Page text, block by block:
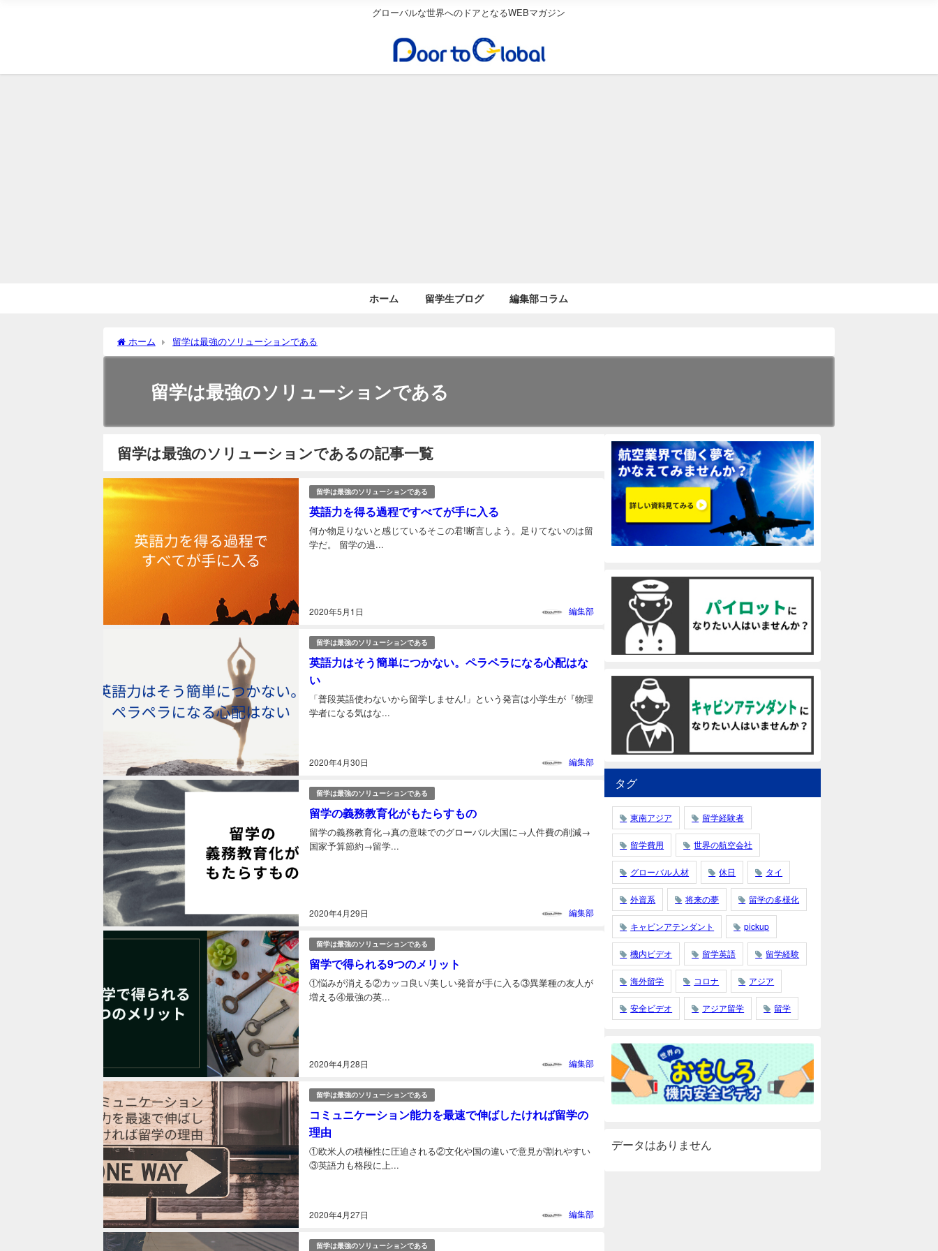
グローバルな世界へのドアとなるWEBマガジン
ホーム 留学生ブログ 編集部コラム
ホーム 留学は最強のソリューションである
留学は最強のソリューションである
留学は最強のソリューションであるの記事一覧
留学は最強のソリューションである
英語力を得る過程ですべてが手に入る
2020年5月1日
何か物足りないと感じているそこの君!断言しよう。足りてないのは留
学だ。 留学の過...
編集部
留学は最強のソリューションである
英語力はそう簡単につかない。ペラペラになる心配はな
い
2020年4月30日
「普段英語使わないから留学しません!」という発言は小学生が『物理
学者になる気はな...
編集部
留学は最強のソリューションである
留学の義務教育化がもたらすもの
2020年4月29日
留学の義務教育化→真の意味でのグローバル大国に→人件費の削減→
国家予算節約→留学...
編集部
留学は最強のソリューションである
留学で得られる9つのメリット
2020年4月28日
①悩みが消える②カッコ良い/美しい発音が手に入る③異業種の友人が
増える④最強の英...
編集部
留学は最強のソリューションである
コミュニケーション能力を最速で伸ばしたければ留学の
理由
2020年4月27日
①欧米人の積極性に圧迫される②文化や国の違いで意見が割れやすい
③英語力も格段に上...
編集部
留学は最強のソリューションである
タグ
東南アジア 留学経験者
留学費用 世界の航空会社
グローバル人材 休日 タイ
外資系 将来の夢 留学の多様化
キャビンアテンダント pickup
機内ビデオ 留学英語 留学経験
海外留学 コロナ アジア
安全ビデオ アジア留学 留学
データはありません